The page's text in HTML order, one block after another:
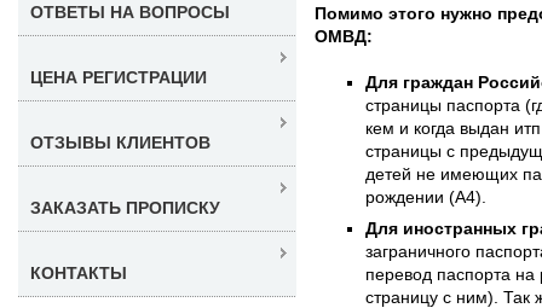
Помимо этого нужно
ОМВД:
Для граждан
страницы паспорта
кем и когда выдан
страницы с
детей не имеющих
рождении (А4).
Для иностранных
заграничного
перевод паспорта на
страницу с ним). Так
ОТВЕТЫ НА ВОПРОСЫ
ЦЕНА РЕГИСТРАЦИИ
ОТЗЫВЫ КЛИЕНТОВ
ЗАКАЗАТЬ ПРОПИСКУ
КОНТАКТЫ